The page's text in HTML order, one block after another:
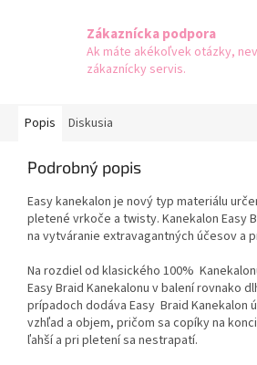
Zákaznícka podpora
Ak máte akékoľvek otázky,
zákaznícky servis.
Popis Diskusia
Podrobný popis
Easy kanekalon je nový typ materiálu
pletené vrkoče a twisty. Kanekalon Easy
na vytváranie extravagantných účesov a
Na rozdiel od klasického 100%
Easy Braid Kanekalonu v balení rovnako
prípadoch dodáva Easy Braid Kanekalon
vzhľad a objem, pričom sa copíky na
ľahší a pri pletení sa nestrapatí.